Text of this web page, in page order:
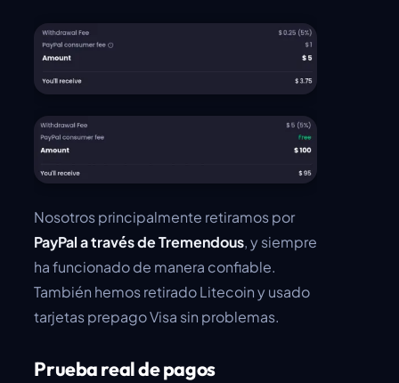
Nosotros principalmente retiramos por
PayPal a través de Tremendous, y siempre
ha funcionado de manera confiable.
También hemos retirado Litecoin y usado
tarjetas prepago Visa sin problemas.
Prueba real de pagos